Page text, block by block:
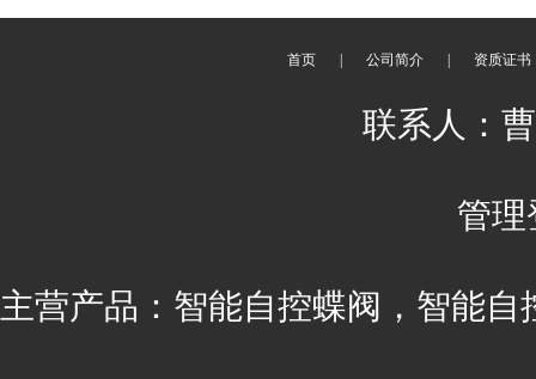
首页 公司简介 资质证书
联系人：
管理
主营产品：智能自控蝶阀，智能